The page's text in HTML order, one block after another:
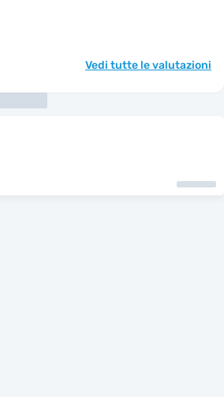
Vedi tutte le valutazioni